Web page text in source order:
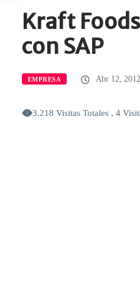
Home Empresa
Kraft
con SAP
EMPRESA Abr 12, 2012
3.218 Visitas Totales , 4